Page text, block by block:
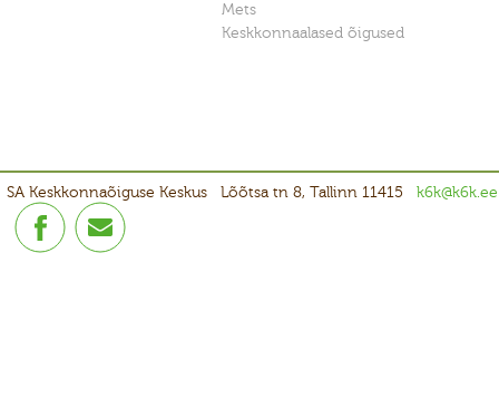
Mets
Keskkonnaalased õigused
SA Keskkonnaõiguse Keskus Lõõtsa tn 8, Tallinn 11415 k6k@k6k.ee